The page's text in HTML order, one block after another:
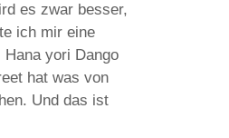
es zwar besser,
ich mir eine
yori Dango
hat was von
Und das ist